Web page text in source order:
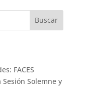
Buscar
FACES
Solemne y